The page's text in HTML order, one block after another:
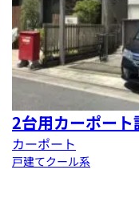
2台用カーポート
カーポート
戸建てクール系